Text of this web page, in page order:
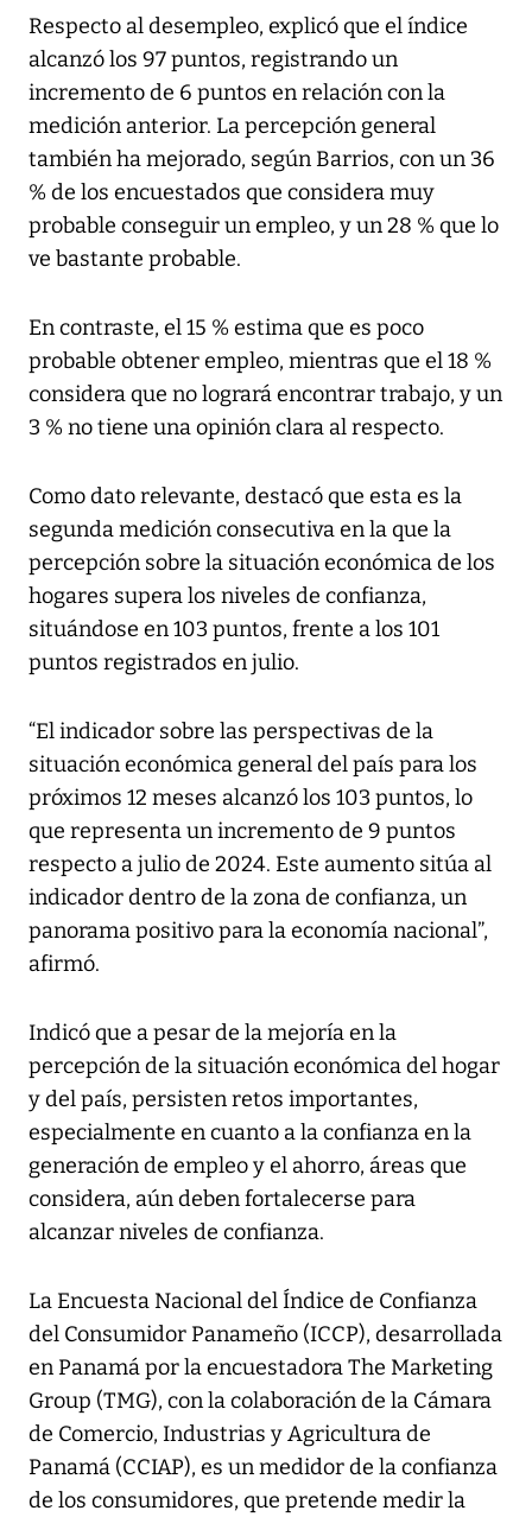
Respecto al desempleo, explicó que el índice
alcanzó los 97 puntos, registrando un
incremento de 6 puntos en relación con la
medición anterior. La percepción general
también ha mejorado, según Barrios, con un 36
% de los encuestados que considera muy
probable conseguir un empleo, y un 28 % que lo
ve bastante probable.
En contraste, el 15 % estima que es poco
probable obtener empleo, mientras que el 18 %
considera que no logrará encontrar trabajo, y un
3 % no tiene una opinión clara al respecto.
Como dato relevante, destacó que esta es la
segunda medición consecutiva en la que la
percepción sobre la situación económica de los
hogares supera los niveles de confianza,
situándose en 103 puntos, frente a los 101
puntos registrados en julio.
“El indicador sobre las perspectivas de la
situación económica general del país para los
próximos 12 meses alcanzó los 103 puntos, lo
que representa un incremento de 9 puntos
respecto a julio de 2024. Este aumento sitúa al
indicador dentro de la zona de confianza, un
panorama positivo para la economía nacional”,
afirmó.
Indicó que a pesar de la mejoría en la
percepción de la situación económica del hogar
y del país, persisten retos importantes,
especialmente en cuanto a la confianza en la
generación de empleo y el ahorro, áreas que
considera, aún deben fortalecerse para
alcanzar niveles de confianza.
La Encuesta Nacional del Índice de Confianza
del Consumidor Panameño (ICCP), desarrollada
en Panamá por la encuestadora The Marketing
Group (TMG), con la colaboración de la Cámara
de Comercio, Industrias y Agricultura de
Panamá (CCIAP), es un medidor de la confianza
de los consumidores, que pretende medir la